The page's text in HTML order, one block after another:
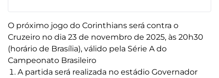
O próximo jogo do Corinthians será contra o
Cruzeiro no dia 23 de novembro de 2025, às 20h30
(horário de Brasília), válido pela Série A do
Campeonato Brasileiro
A partida será realizada no estádio Governador